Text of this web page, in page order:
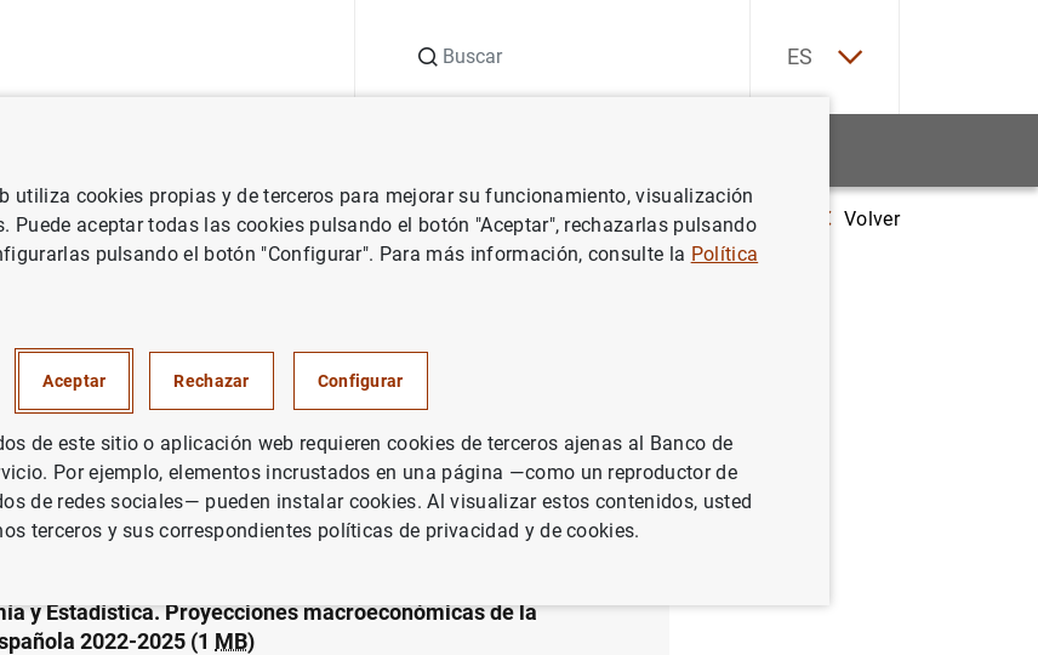
ES
España Intervenciones públicas D.G. Economía y Estadística. Proyecciones macroeconómicas de la economía española 2022-
Volver
de la economía española
y Estadística. Proyecciones macroeconómicas de la
2022-2025 (1 MB)
utiliza cookies propias y de terceros para mejorar su funcionamiento, visualización
Puede aceptar todas las cookies pulsando el botón "Aceptar", rechazarlas pulsando
pulsando el botón "Configurar". Para más información, consulte la Política
Aceptar Rechazar Configurar
de este sitio o aplicación web requieren cookies de terceros ajenas al Banco de
Por ejemplo, elementos incrustados en una página —como un reproductor de
de redes sociales— pueden instalar cookies. Al visualizar estos contenidos, usted
terceros y sus correspondientes políticas de privacidad y de cookies.